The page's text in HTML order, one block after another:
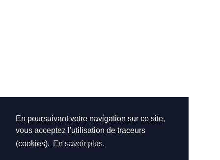
En poursuivant votre navigation sur ce site,
vous acceptez l'utilisation de traceurs
(cookies). En savoir plus.